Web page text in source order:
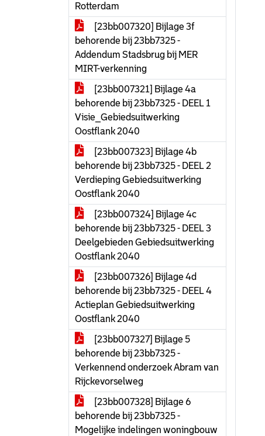
Rotterdam
[23bb007320] Bijlage 3f
behorende bij 23bb7325 -
Addendum Stadsbrug bij MER
MIRT-verkenning
[23bb007321] Bijlage 4a
behorende bij 23bb7325 - DEEL 1
Visie_Gebiedsuitwerking
Oostflank 2040
[23bb007323] Bijlage 4b
behorende bij 23bb7325 - DEEL 2
Verdieping Gebiedsuitwerking
Oostflank 2040
[23bb007324] Bijlage 4c
behorende bij 23bb7325 - DEEL 3
Deelgebieden Gebiedsuitwerking
Oostflank 2040
[23bb007326] Bijlage 4d
behorende bij 23bb7325 - DEEL 4
Actieplan Gebiedsuitwerking
Oostflank 2040
[23bb007327] Bijlage 5
behorende bij 23bb7325 -
Verkennend onderzoek Abram van
Rijckevorselweg
[23bb007328] Bijlage 6
behorende bij 23bb7325 -
Mogelijke indelingen woningbouw